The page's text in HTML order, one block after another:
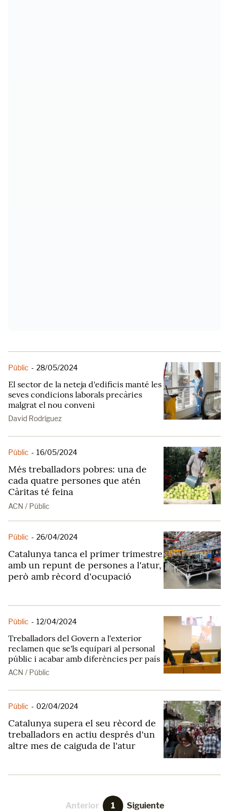
Públic - 28/05/2024
El sector de la neteja d'edificis manté les
seves condicions laborals precàries
malgrat el nou conveni
David Rodríguez
Públic - 16/05/2024
Més treballadors pobres: una de
cada quatre persones que atén
Càritas té feina
ACN / Públic
Públic - 26/04/2024
Catalunya tanca el primer trimestre
amb un repunt de persones a l'atur,
però amb rècord d'ocupació
Públic - 12/04/2024
Treballadors del Govern a l'exterior
reclamen que se'ls equipari al personal
públic i acabar amb diferències per país
ACN / Públic
Públic - 02/04/2024
Catalunya supera el seu rècord de
treballadors en actiu després d'un
altre mes de caiguda de l'atur
Anterior 1 Siguiente